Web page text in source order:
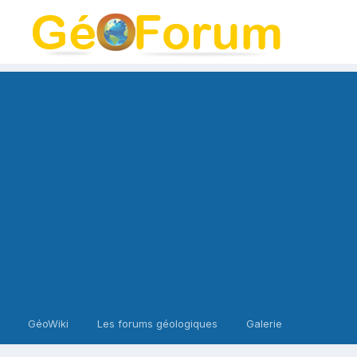
GéoWiki Les forums géologiques Galerie